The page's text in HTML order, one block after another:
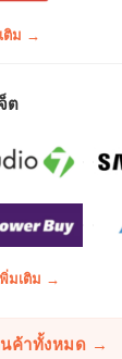
ติม →
ต
พิ่มเติม →
นค้าทั้งหมด →